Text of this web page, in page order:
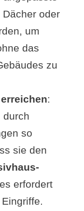
oder
um
das
zu
:
durch
so
sie den
erfordert